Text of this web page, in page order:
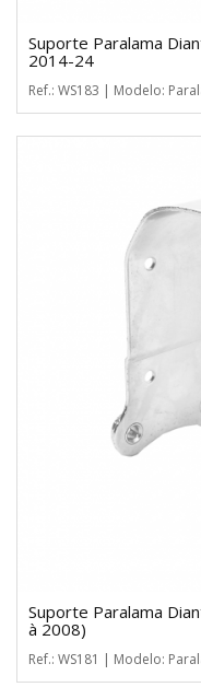
Suporte Paralama
2014-24
Ref.: WS183 | Modelo:
Suporte Paralama
à 2008)
Ref.: WS181 | Modelo: